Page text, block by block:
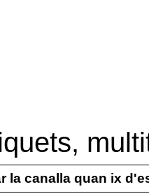
la canalla quan ix